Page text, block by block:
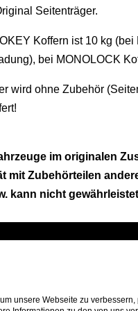
Seitenträger.
Koffern ist 10 kg (bei
bei MONOLOCK
wird ohne Zubehör
im originalen
mit Zubehörteilen
kann nicht
unsere Webseite zu